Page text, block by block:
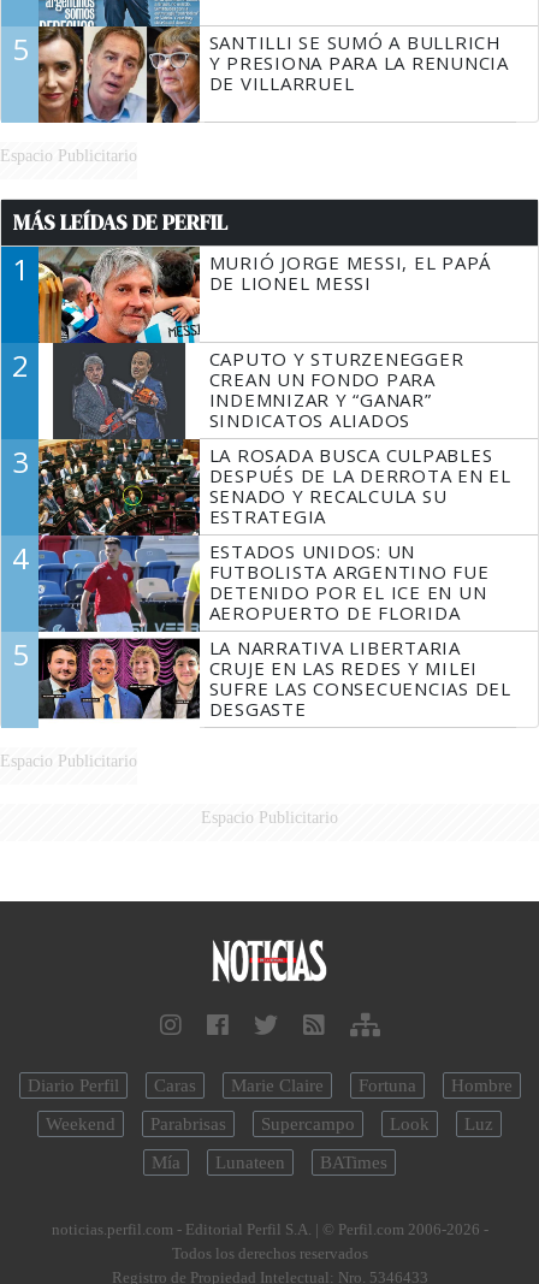
5
SANTILLI SE SUMÓ A BULLRICH
Y PRESIONA PARA LA RENUNCIA
DE VILLARRUEL
Espacio Publicitario
MÁS LEÍDAS DE PERFIL
1
MURIÓ JORGE MESSI, EL PAPÁ
DE LIONEL MESSI
2
CAPUTO Y STURZENEGGER
CREAN UN FONDO PARA
INDEMNIZAR Y “GANAR”
SINDICATOS ALIADOS
3
LA ROSADA BUSCA CULPABLES
DESPUÉS DE LA DERROTA EN EL
SENADO Y RECALCULA SU
ESTRATEGIA
4
ESTADOS UNIDOS: UN
FUTBOLISTA ARGENTINO FUE
DETENIDO POR EL ICE EN UN
AEROPUERTO DE FLORIDA
5
LA NARRATIVA LIBERTARIA
CRUJE EN LAS REDES Y MILEI
SUFRE LAS CONSECUENCIAS DEL
DESGASTE
Espacio Publicitario
Espacio Publicitario
Diario Perfil Caras Marie Claire Fortuna
Hombre
Weekend
Parabrisas Supercampo Look
Luz
Mía
Lunateen BATimes
noticias.perfil.com - Editorial Perfil S.A. | © Perfil.com 2006-2026 -
Todos los derechos reservados
Registro de Propiedad Intelectual: Nro. 5346433